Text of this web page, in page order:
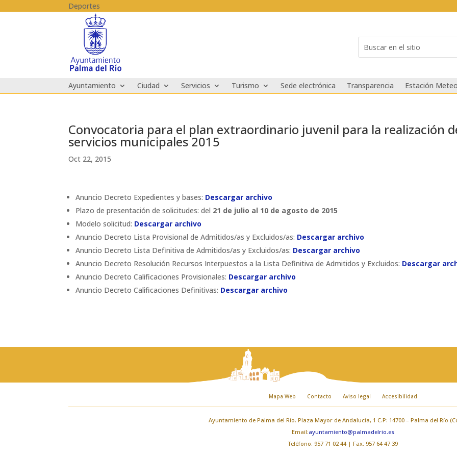
Deportes
for...
Ayuntamiento Ciudad Servicios Turismo Sede electrónica Transparencia Estación
Convocatoria para el plan extraordinario juvenil para la realización
servicios municipales 2015
Oct 22, 2015
Anuncio Decreto Expedientes y bases: Descargar archivo
Plazo de presentación de solicitudes: del 21 de julio al 10 de agosto de 2015
Modelo solicitud: Descargar archivo
Anuncio Decreto Lista Provisional de Admitidos/as y Excluidos/as: Descargar archivo
Anuncio Decreto Lista Definitiva de Admitidos/as y Excluidos/as: Descargar archivo
Anuncio Decreto Resolución Recursos Interpuestos a la Lista Definitiva de Admitidos y Excluidos: Descargar
Anuncio Decreto Calificaciones Provisionales: Descargar archivo
Anuncio Decreto Calificaciones Definitivas: Descargar archivo
Mapa Web Contacto Aviso legal Accesibilidad
Ayuntamiento de Palma del Río. Plaza Mayor de Andalucía, 1 C.P: 14700 – Palma del Río
Email:ayuntamiento@palmadelrio.es
Teléfono: 957 71 02 44 | Fax: 957 64 47 39